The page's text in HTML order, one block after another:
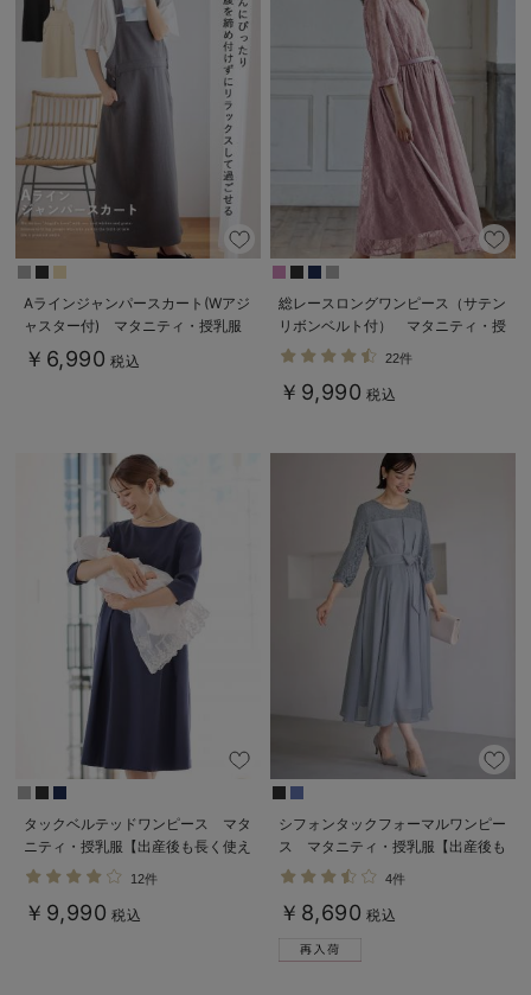
Aラインジャンパースカート(Wアジ
ャスター付) マタニティ・授乳服
【出産後も長く着られる】
￥6,990 税込
総レースロングワンピース（サテン
リボンベルト付） マタニティ・授
乳服【出産後も長く使える】
22件
￥9,990 税込
タックベルテッドワンピース マタ
ニティ・授乳服【出産後も長く使え
る】
12件
￥9,990 税込
シフォンタックフォーマルワンピー
ス マタニティ・授乳服【出産後も
長く使える】
4件
￥8,690 税込